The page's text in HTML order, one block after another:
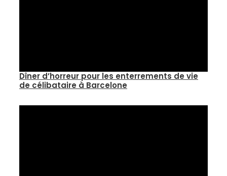
Dîner d’horreur pour les enterrements de vie
de célibataire à Barcelone